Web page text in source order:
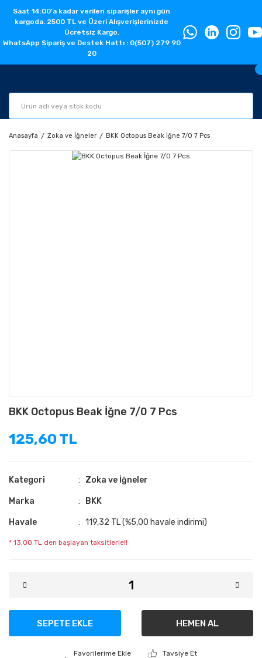
Saat 14:00'a kadar verilen siparişler aynı gün
kargoda. 2500 TL ve Üzeri Alışverişlerinizde
Ücretsiz Kargo.
WhatsApp Sipariş ve Destek Hattı : 0(507) 279 90
20
Anasayfa Zoka ve İğneler BKK Octopus Beak İğne 7/0 7 Pcs
BKK Octopus Beak İğne 7/0 7 Pcs
125,60 TL
Kategori Zoka ve İğneler
Marka BKK
Havale 119,32 TL (%5,00 havale indirimi)
* 13,00 TL den başlayan taksitlerle!!
SEPETE EKLE HEMEN AL
Tavsiye Et